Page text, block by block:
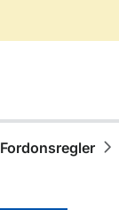
Fordonsregler